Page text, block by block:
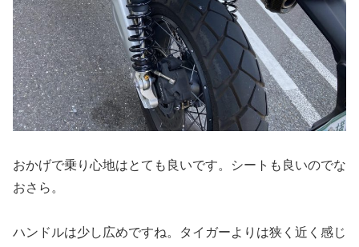
おかげで乗り心地はとても良いです。シートも良いのでな
おさら。
ハンドルは少し広めですね。タイガーよりは狭く近く感じ